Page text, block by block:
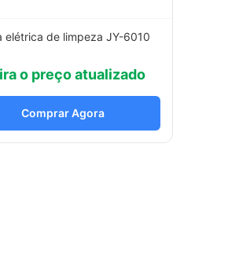
elétrica de limpeza JY-6010
o preço atualizado
Comprar Agora